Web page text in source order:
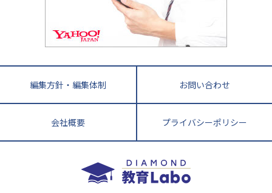
長崎県 熊本県
鹿児島県 沖縄県
教育ジャーナリストが徹底解説！ 大学受験の羅
編集方針・編集体制 お問い合わせ
会社概要 プライバシーポリシー